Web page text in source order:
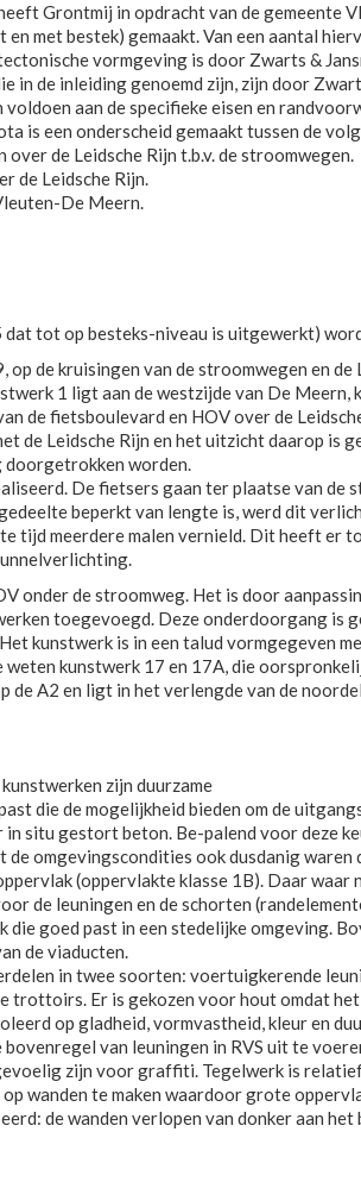
Grontmij in opdracht van de gemeente
met bestek) gemaakt. Van een aantal
vormgeving is door Zwarts &
in de inleiding genoemd zijn, zijn door
aan de specifieke eisen en
is een onderscheid gemaakt tussen de
de Leidsche Rijn t.b.v. de stroomwegen.
de Leidsche Rijn.
De Meern.
tot op besteks-niveau is uitgewerkt)
de kruisingen van de stroomwegen en
1 ligt aan de westzijde van De Meern,
de fietsboulevard en HOV over de
de Leidsche Rijn en het uitzicht daarop is
doorgetrokken worden.
De fietsers gaan ter plaatse van de
beperkt van lengte is, werd dit
tijd meerdere malen vernield. Dit heeft er
onder de stroomweg. Het is door
toegevoegd. Deze onderdoorgang is
kunstwerk is in een talud vormgegeven
kunstwerk 17 en 17A, die
A2 en ligt in het verlengde van de
zijn duurzame
die de mogelijkheid bieden om de
situ gestort beton. Be-palend voor deze
de omgevingscondities ook dusdanig
(oppervlakte klasse 1B). Daar
de leuningen en de schorten
goed past in een stedelijke omgeving.
de viaducten.
in twee soorten: voertuigkerende
Er is gekozen voor hout omdat
op gladheid, vormvastheid, kleur en
van leuningen in RVS uit te
zijn voor graffiti. Tegelwerk is
wanden te maken waardoor grote
de wanden verlopen van donker aan het